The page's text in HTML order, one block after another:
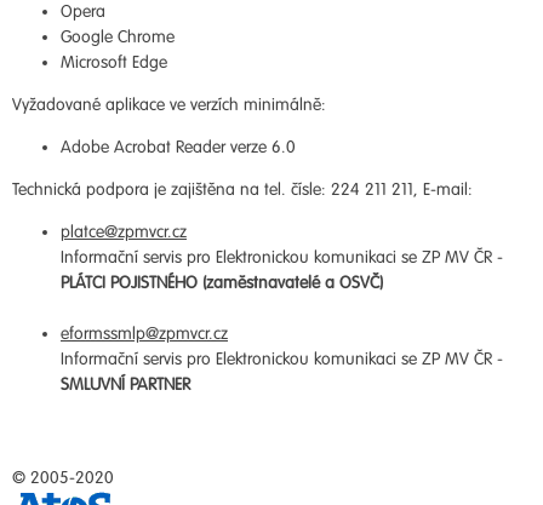
Opera
Google Chrome
Microsoft Edge
Vyžadované aplikace ve verzích minimálně:
Adobe Acrobat Reader verze 6.0
Technická podpora je zajištěna na tel. čísle: 224 211 211, E-mail:
platce@zpmvcr.cz
Informační servis pro Elektronickou komunikaci se ZP MV ČR -
PLÁTCI POJISTNÉHO (zaměstnavatelé a OSVČ)
eformssmlp@zpmvcr.cz
Informační servis pro Elektronickou komunikaci se ZP MV ČR -
SMLUVNÍ PARTNER
© 2005-2020